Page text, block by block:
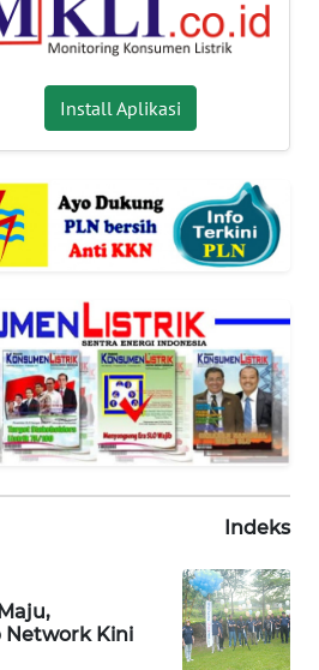
Install Aplikasi
Indeks
Network Kini